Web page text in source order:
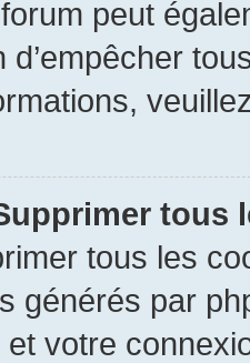
peut
d’empêcher
tous
tous les
générés par
votre